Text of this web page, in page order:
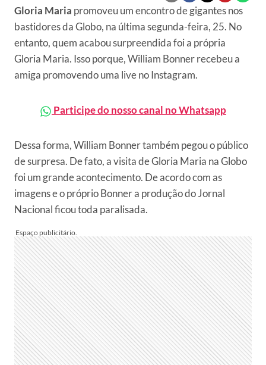
Gloria Maria promoveu um encontro de gigantes nos
bastidores da Globo, na última segunda-feira, 25. No
entanto, quem acabou surpreendida foi a própria
Gloria Maria. Isso porque, William Bonner recebeu a
amiga promovendo uma live no Instagram.
Participe do nosso canal no Whatsapp
Dessa forma, William Bonner também pegou o público
de surpresa. De fato, a visita de Gloria Maria na Globo
foi um grande acontecimento. De acordo com as
imagens e o próprio Bonner a produção do Jornal
Nacional ficou toda paralisada.